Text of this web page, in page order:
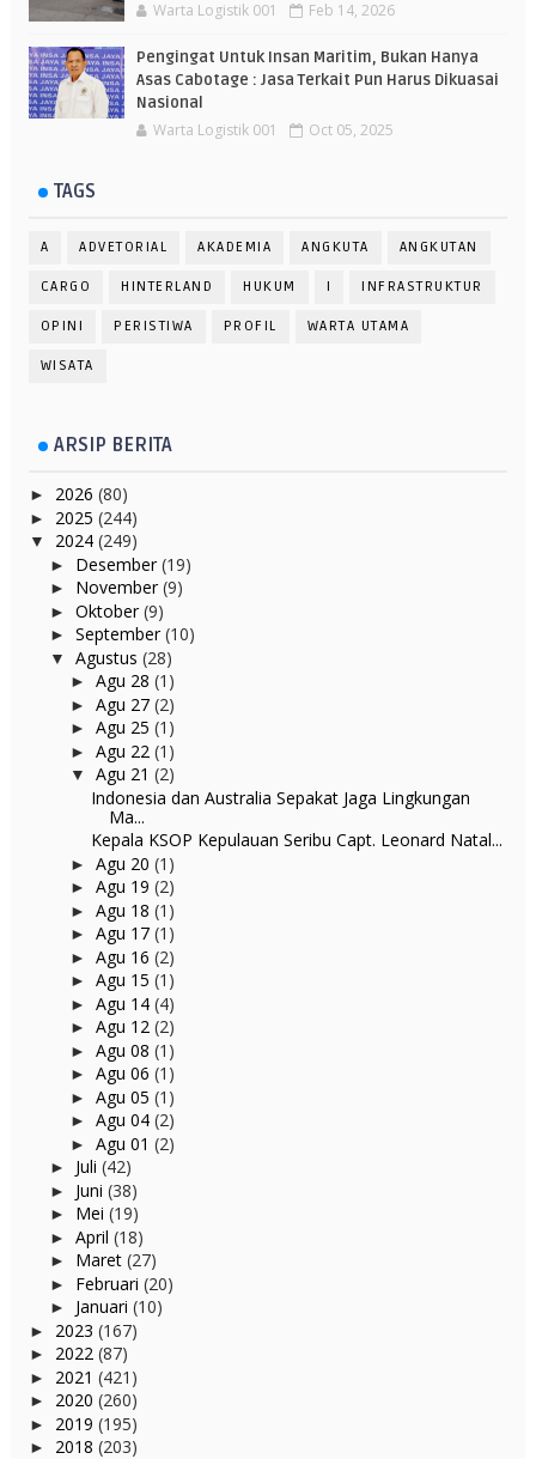
Warta Logistik 001 Feb 14, 2026
Pengingat Untuk Insan Maritim, Bukan Hanya
Asas Cabotage : Jasa Terkait Pun Harus Dikuasai
Nasional
Warta Logistik 001 Oct 05, 2025
TAGS
A ADVETORIAL AKADEMIA ANGKUTA ANGKUTAN
CARGO HINTERLAND HUKUM I INFRASTRUKTUR
OPINI PERISTIWA PROFIL WARTA UTAMA
WISATA
ARSIP BERITA
► 2026 (80)
► 2025 (244)
▼ 2024 (249)
► Desember(19)
► November(9)
► Oktober(9)
► September(10)
▼ Agustus (28)
► Agu 28 (1)
► Agu 27 (2)
► Agu 25 (1)
► Agu 22 (1)
▼ Agu 21 (2)
Indonesia dan Australia Sepakat Jaga Lingkungan
Ma...
Kepala KSOP Kepulauan Seribu Capt. Leonard Natal...
► Agu 20 (1)
► Agu 19 (2)
► Agu 18 (1)
► Agu 17 (1)
► Agu 16 (2)
► Agu 15 (1)
► Agu 14 (4)
► Agu 12 (2)
► Agu 08 (1)
► Agu 06 (1)
► Agu 05 (1)
► Agu 04 (2)
► Agu 01 (2)
► Juli (42)
► Juni (38)
► Mei (19)
► April (18)
► Maret (27)
► Februari (20)
► Januari (10)
► 2023 (167)
► 2022 (87)
► 2021 (421)
► 2020 (260)
► 2019 (195)
► 2018 (203)